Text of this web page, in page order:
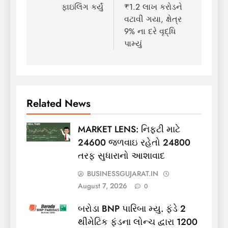
ફાઇલિંગ કર્યું
₹1.2 લાખ કરોડને
વટાવી ગયા, ક્ષેત્ર
9% ના દરે વૃદ્ધિ
પામ્યું
Related News
MARKET LENS: નિફ્ટી માટે
24600 જળવાઇ રહેતો 24800
તરફ સુધારાનો આશાવાદ
BUSINESSGUJARAT.IN
August 7, 2026
0
બરોડા BNP પારિબા મ્યુ. ફંડે 2
થીમેટિક ફંડના લોન્ચ દ્વારા 1200